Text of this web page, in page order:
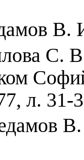
В.
С.
л. 31-